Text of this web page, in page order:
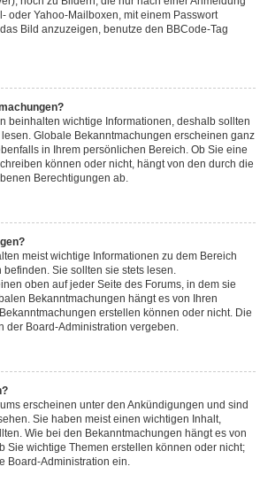
oder Yahoo-Mailboxen, mit einem Passwort
Bild anzuzeigen, benutze den BBCode-Tag
beinhalten wichtige Informationen, deshalb sollten
Globale Bekanntmachungen erscheinen ganz
in Ihrem persönlichen Bereich. Ob Sie eine
können oder nicht, hängt von den durch die
Berechtigungen ab.
meist wichtige Informationen zu dem Bereich
Sie sollten sie stets lesen.
oben auf jeder Seite des Forums, in dem sie
Bekanntmachungen hängt es von Ihren
erstellen können oder nicht. Die
der Board-Administration vergeben.
erscheinen unter den Ankündigungen und sind
Sie haben meist einen wichtigen Inhalt,
Wie bei den Bekanntmachungen hängt es von
Sie wichtige Themen erstellen können oder nicht;
Board-Administration ein.